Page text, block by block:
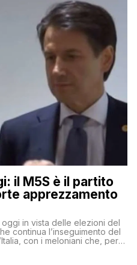
il M5S è il partito
apprezzamento
in vista delle elezioni del
continua l’inseguimento del
con i meloniani che, però,
distacco affermandosi come
rispetto a fine luglio), un